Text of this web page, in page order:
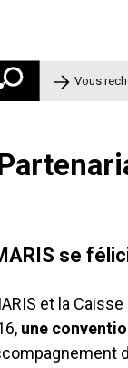
Rechercher
se
et la
une